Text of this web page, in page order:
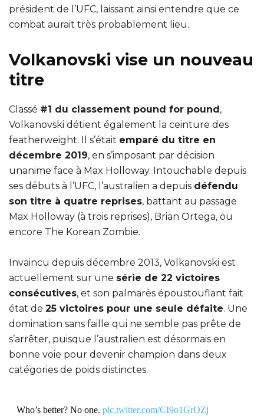
président de l’UFC, laissant ainsi entendre que ce
combat aurait très probablement lieu.
Volkanovski vise un nouveau
titre
Classé #1 du classement pound for pound,
Volkanovski détient également la ceinture des
featherweight. Il s’était emparé du titre en
décembre 2019, en s’imposant par décision
unanime face à Max Holloway. Intouchable depuis
ses débuts à l’UFC, l’australien a depuis défendu
son titre à quatre reprises, battant au passage
Max Holloway (à trois reprises), Brian Ortega, ou
encore The Korean Zombie.
Invaincu depuis décembre 2013, Volkanovski est
actuellement sur une série de 22 victoires
consécutives, et son palmarès époustouflant fait
état de 25 victoires pour une seule défaite. Une
domination sans faille qui ne semble pas prête de
s’arrêter, puisque l’australien est désormais en
bonne voie pour devenir champion dans deux
catégories de poids distinctes.
Who’s better? No one. pic.twitter.com/CI9o1GrOZj